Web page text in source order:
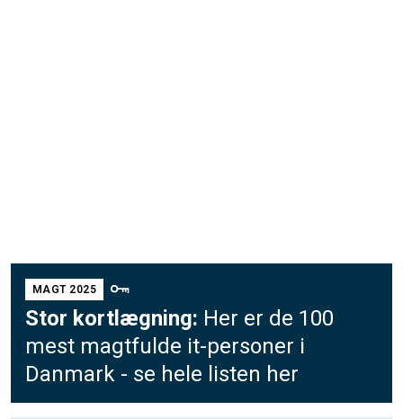
MAGT 2025
Stor kortlægning: Her er de 100
mest magtfulde it-personer i
Danmark - se hele listen her